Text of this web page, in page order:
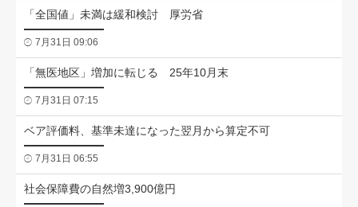
「全国値」未満は緩和検討 厚労省
7月31日 09:06
「無医地区」増加に転じる 25年10月末
7月31日 07:15
ベア評価料、基準未達になった翌月から算定不可
7月31日 06:55
社会保障費の自然増3,900億円